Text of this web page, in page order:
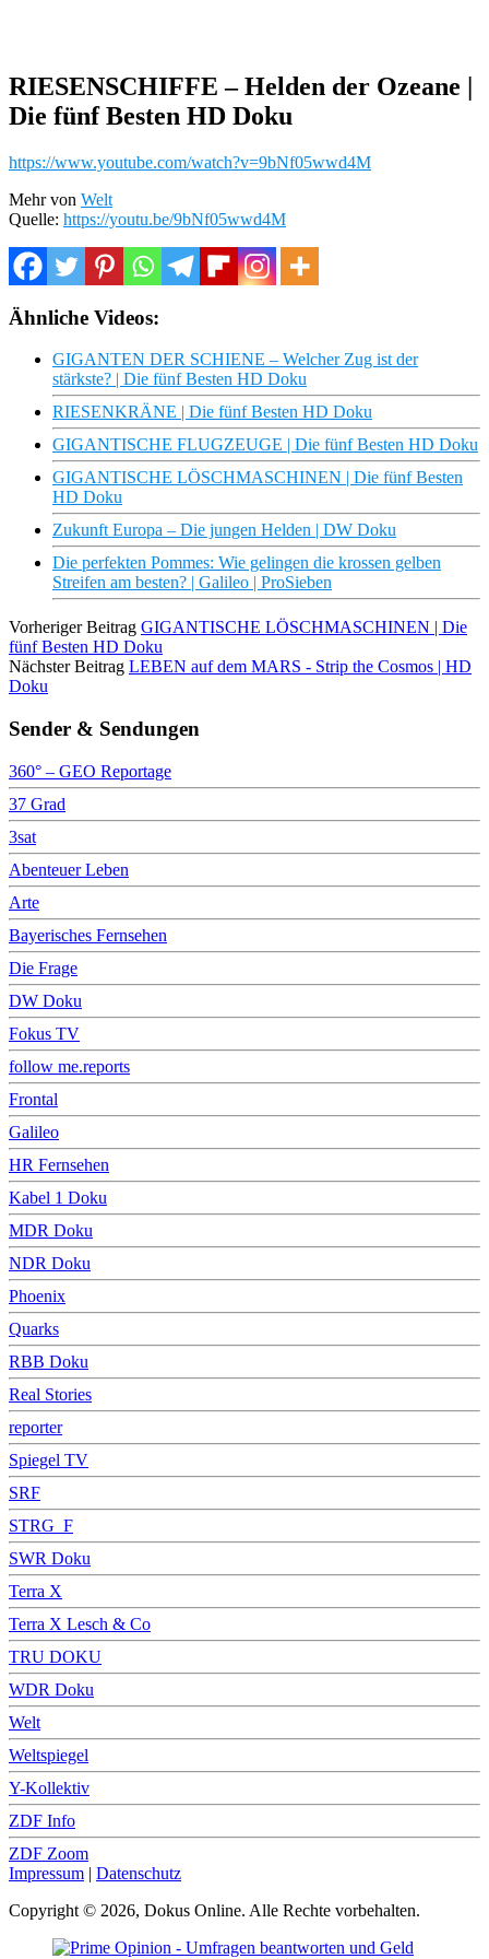
RIESENSCHIFFE – Helden der Ozeane |
Die fünf Besten HD Doku
https://www.youtube.com/watch?v=9bNf05wwd4M
Mehr von Welt
Quelle: https://youtu.be/9bNf05wwd4M
Ähnliche Videos:
GIGANTEN DER SCHIENE – Welcher Zug ist der
stärkste? | Die fünf Besten HD Doku
RIESENKRÄNE | Die fünf Besten HD Doku
GIGANTISCHE FLUGZEUGE | Die fünf Besten HD Doku
GIGANTISCHE LÖSCHMASCHINEN | Die fünf Besten
HD Doku
Zukunft Europa – Die jungen Helden | DW Doku
Die perfekten Pommes: Wie gelingen die krossen gelben
Streifen am besten? | Galileo | ProSieben
Vorheriger Beitrag GIGANTISCHE LÖSCHMASCHINEN | Die
fünf Besten HD Doku
Nächster Beitrag LEBEN auf dem MARS - Strip the Cosmos | HD
Doku
Sender & Sendungen
360° – GEO Reportage
37 Grad
3sat
Abenteuer Leben
Arte
Bayerisches Fernsehen
Die Frage
DW Doku
Fokus TV
follow me.reports
Frontal
Galileo
HR Fernsehen
Kabel 1 Doku
MDR Doku
NDR Doku
Phoenix
Quarks
RBB Doku
Real Stories
reporter
Spiegel TV
SRF
STRG_F
SWR Doku
Terra X
Terra X Lesch & Co
TRU DOKU
WDR Doku
Welt
Weltspiegel
Y-Kollektiv
ZDF Info
ZDF Zoom
Impressum | Datenschutz
Copyright © 2026, Dokus Online. Alle Rechte vorbehalten.